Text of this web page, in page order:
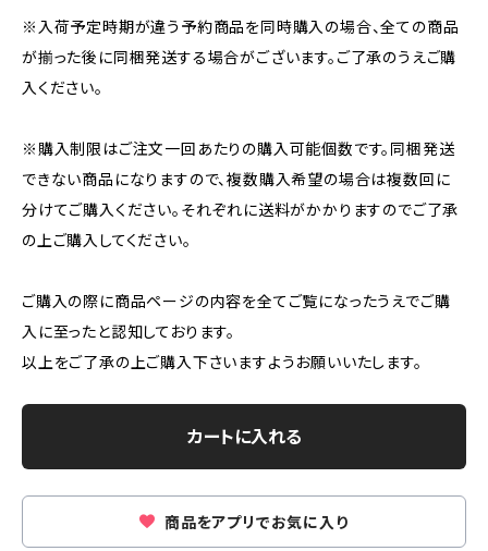
※入荷予定時期が違う予約商品を同時購入の場合、全ての商品
が揃った後に同梱発送する場合がございます。ご了承のうえご購
入ください。
※購入制限はご注文一回あたりの購入可能個数です。同梱発送
できない商品になりますので、複数購入希望の場合は複数回に
分けてご購入ください。それぞれに送料がかかりますのでご了承
の上ご購入してください。
ご購入の際に商品ページの内容を全てご覧になったうえでご購
入に至ったと認知しております。
以上をご了承の上ご購入下さいますようお願いいたします。
カートに入れる
商品をアプリでお気に入り